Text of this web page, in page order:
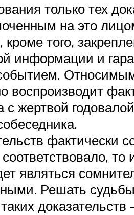
только тех
на это
того,
информации и
Относимым
воспроизводит
жертвой
фактически
являться
Решать